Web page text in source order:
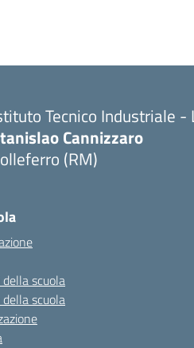
Tecnico Industriale
Cannizzaro
(RM)
scuola
scuola